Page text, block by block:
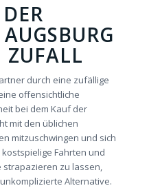
durch eine zufällige
offensichtliche
bei dem Kauf der
mit den üblichen
mitzuschwingen und sich
Fahrten und
zu lassen,
Alternative.